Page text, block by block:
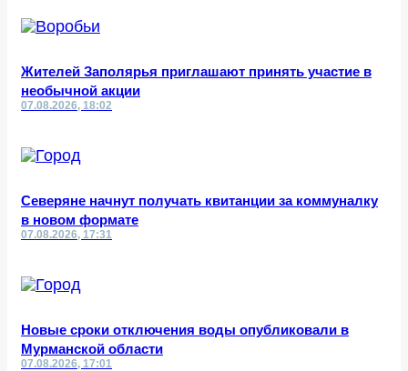
Жителей Заполярья приглашают принять участие в
необычной акции
07.08.2026, 18:02
Северяне начнут получать квитанции за коммуналку
в новом формате
07.08.2026, 17:31
Новые сроки отключения воды опубликовали в
Мурманской области
07.08.2026, 17:01